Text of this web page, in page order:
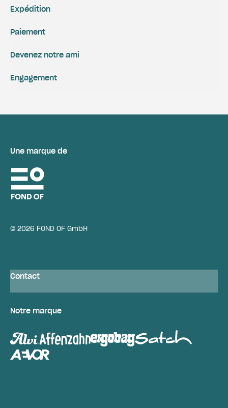
Expédition
Paiement
Engagement
Devenez notre ami
Une marque de
© 2026 FOND OF GmbH
Contact
Notre marque